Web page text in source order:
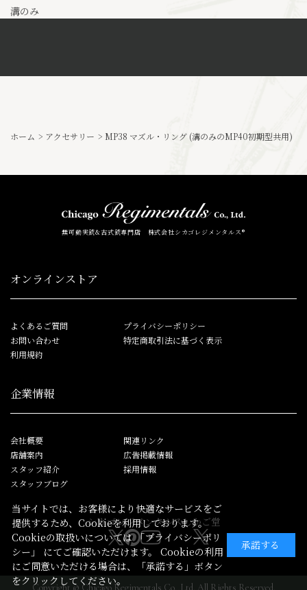
溝のみ
ホーム > アクセサリー > MP38 マズル・リング (溝のみのMP40初期型共用)
無可動実銃&古式銃専門店 株式会社シカゴレジメンタルス®
オンラインストア
よくあるご質問
お問い合わせ
利用規約
プライバシーポリシー
特定商取引法に基づく表示
企業情報
会社概要
店舗案内
スタッフ紹介
スタッフブログ
関連リンク
広告掲載情報
採用情報
シカゴレジメンタルスしかご堂
Copyright © Chicago Regimentals Co.,Ltd. All Rights Reserved.
当サイトでは、お客様により快適なサービスをご
提供するため、Cookieを利用しております。
Cookieの取扱いについては「プライバシーポリ
シー」
にてご確認いただけます。 Cookieの利用
にご同意いただける場合は、「承諾する」ボタン
をクリックしてください。
承諾する